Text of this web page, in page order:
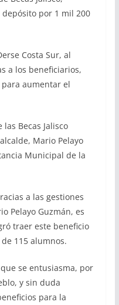
por 1 mil 200
Costa Sur, al
a los beneficiarios,
aumentar el
Becas Jalisco
Mario Pelayo
Municipal de la
a las gestiones
Pelayo Guzmán, es
traer este beneficio
115 alumnos.
se entusiasma, por
y sin duda
para la